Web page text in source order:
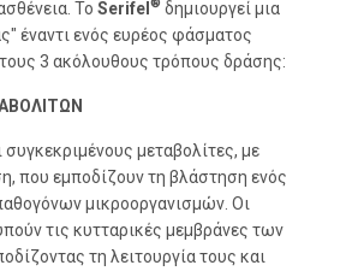
Το Serifel ® δημιουργεί μια
έναντι ενός ευρέος φάσματος
3 ακόλουθους τρόπους δράσης:
συγκεκριμένους μεταβολίτες, με
που εμποδίζουν τη βλάστηση ενός
μικροοργανισμών. Οι
τις κυτταρικές μεμβράνες των
τη λειτουργία τους και